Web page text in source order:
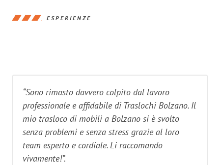
ESPERIENZE
“Sono rimasto davvero colpito dal lavoro
professionale e affidabile di Traslochi Bolzano. Il
mio trasloco di mobili a Bolzano si è svolto
senza problemi e senza stress grazie al loro
team esperto e cordiale. Li raccomando
vivamente!”.